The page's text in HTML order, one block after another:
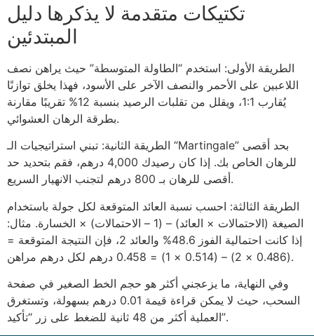
تكتيكات متقدمة لا يذكرها دليل
المبتدئين
الطريقة الأولى: استخدم “الطاولة المتوسطة” حيث يراهن نصف
اللاعبين على الأحمر والنصف الآخر على الأسود، فهذا يخلق توازنًا
يُقارب 1:1، ويقلل من تقلبات الرصيد بنسبة 12% تقريبًا مقارنة
بطرقة الرهان العشوائي.
الطريقة الثانية: تبني استراتيجيات الـ “Martingale” بحد أقصى
للرهان الخاص بك. إذا كان رصيدك 4,000 درهم، فقم بتحديد حد
أقصى للرهان بـ 800 درهم لتجنب الانهيار السريع.
الطريقة الثالثة: احسب نسبة العائد المتوقعة لكل جولة باستخدام
الصيغة (الاحتمالات × العائد) – (1 – الاحتمالات) × الخسارة. مثال:
إذا كانت احتمالية الفوز 48.6% والعائد 2، فإن النتيجة المتوقعة =
(0.486 × 2) – (0.514 × 1) = 0.458 درهم لكل درهم مراهن.
وفي النهاية، ما يزعجني أكثر هو حجم الخط الصغير في صفحة
السحب، حيث لا يمكن قراءة قيمة 0.01 درهم بسهولة، وتستغرق
العملية أكثر من 48 ثانية للضغط على زر “تأكيد”.